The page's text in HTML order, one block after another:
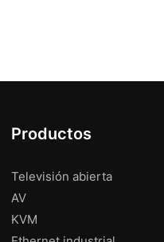
Productos
Televisión abierta
AV
KVM